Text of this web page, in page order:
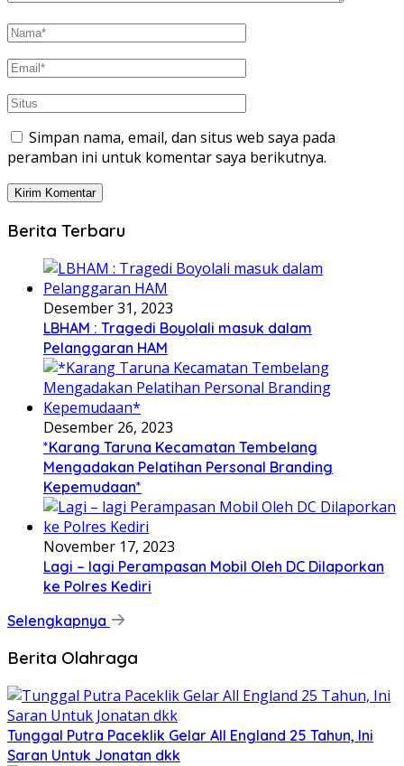
Simpan nama, email, dan situs web saya pada
peramban ini untuk komentar saya berikutnya.
Berita Terbaru
Desember 31, 2023
LBHAM : Tragedi Boyolali masuk dalam
Pelanggaran HAM
Desember 26, 2023
*Karang Taruna Kecamatan Tembelang
Mengadakan Pelatihan Personal Branding
Kepemudaan*
November 17, 2023
Lagi – lagi Perampasan Mobil Oleh DC Dilaporkan
ke Polres Kediri
Selengkapnya
Berita Olahraga
Tunggal Putra Paceklik Gelar All England 25 Tahun, Ini
Saran Untuk Jonatan dkk